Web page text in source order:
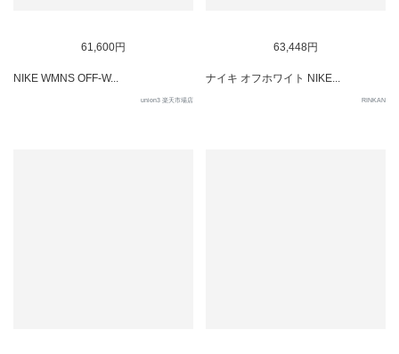
61,600円
NIKE WMNS OFF-W...
union3 楽天市場店
63,448円
ナイキ オフホワイト NIKE...
RINKAN